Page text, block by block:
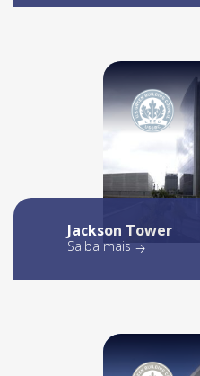
Jackson Tower
Saiba mais